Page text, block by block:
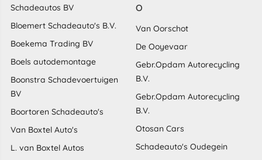
Schadeautos BV
Bloemert Schadeauto's B.V.
Boekema Trading BV
Boels autodemontage
Boonstra Schadevoertuigen
BV
Boortoren Schadeauto's
Van Boxtel Auto's
L. van Boxtel Autos
O
Van Oorschot
De Ooyevaar
Gebr.Opdam Autorecycling
B.V.
Gebr.Opdam Autorecycling
B.V.
Otosan Cars
Schadeauto's Oudegein